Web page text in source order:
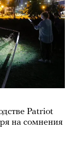
Patriot
на сомнения